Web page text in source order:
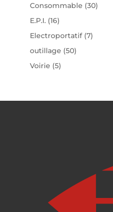
Consommable (30)
E.P.I. (16)
Electroportatif (7)
outillage (50)
Voirie (5)